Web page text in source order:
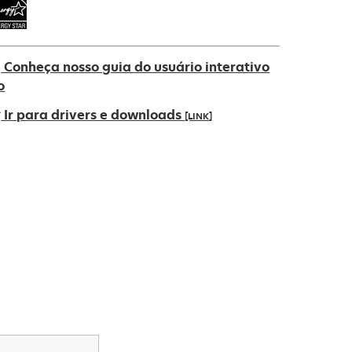
Conheça nosso guia do usuário interativo
Ir para drivers e downloads [LINK]